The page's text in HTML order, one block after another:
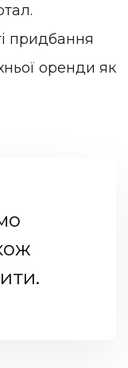
придбання
оренди як